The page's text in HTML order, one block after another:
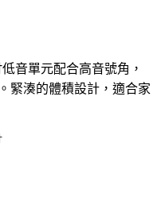
音單元配合高音號角，
緊湊的體積設計，適合家